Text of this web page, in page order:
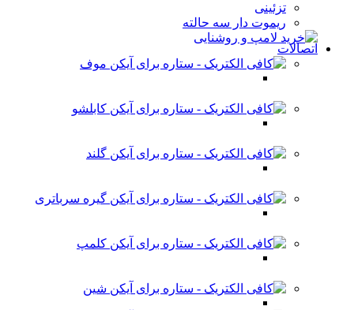
تزئینی
ریموت دار سه حالته
اتصالات
موف
کابلشو
گلند
گیره سرباتری
کلمپ
شین